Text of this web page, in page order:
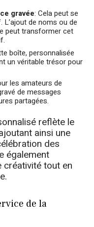
gravée: Cela peut se
de noms ou de
peut transformer cet
boîte, personnalisée
un véritable trésor pour
les amateurs de
de messages
partagées.
reflète le
ainsi une
des
également
créativité tout en
de la